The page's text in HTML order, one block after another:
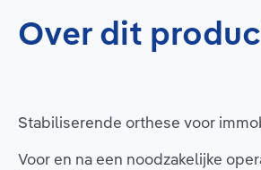
Over dit
Stabiliserende orthese voor
Voor en na een noodzakelijke